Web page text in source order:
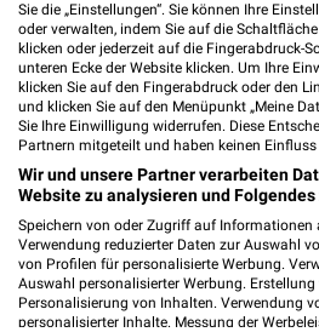
407,87 km • Angebote:
Höfler Gunzenhausen
Industriestraße 7a
91710 Gunzenhausen
420,47 km • Angebote:
Dallheimer Ansbach
Brauhausstr. 7b
91522 Ansbach
Sie die „Einstellungen“. Sie können Ihre
oder verwalten, indem Sie auf die
klicken oder jederzeit auf die Fingerabdruck-
unteren Ecke der Website klicken. Um Ihre
klicken Sie auf den Fingerabdruck oder den
und klicken Sie auf den Menüpunkt „Meine
Sie Ihre Einwilligung widerrufen. Diese
Partnern mitgeteilt und haben keinen
Wir und unsere Partner verarbeiten
Website zu analysieren und Folgendes
Speichern von oder Zugriff auf Informationen
Verwendung reduzierter Daten zur Auswahl
von Profilen für personalisierte Werbung.
Auswahl personalisierter Werbung.
Personalisierung von Inhalten. Verwendung
personalisierter Inhalte. Messung der